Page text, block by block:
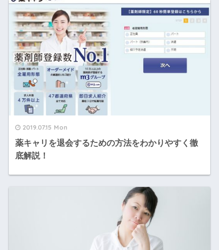
2019.07.15 Mon
薬キャリを退会するための方法をわかりやすく徹
底解説！